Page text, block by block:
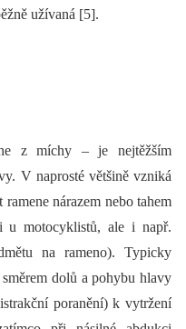
užívaná [5].
z míchy –⁠ je nejtěžším
V naprosté většině vzniká
nárazem nebo tahem
u motocyklistů, ale i např.
na rameno). Typicky
dolů a pohybu hlavy
poranění) k vytržení